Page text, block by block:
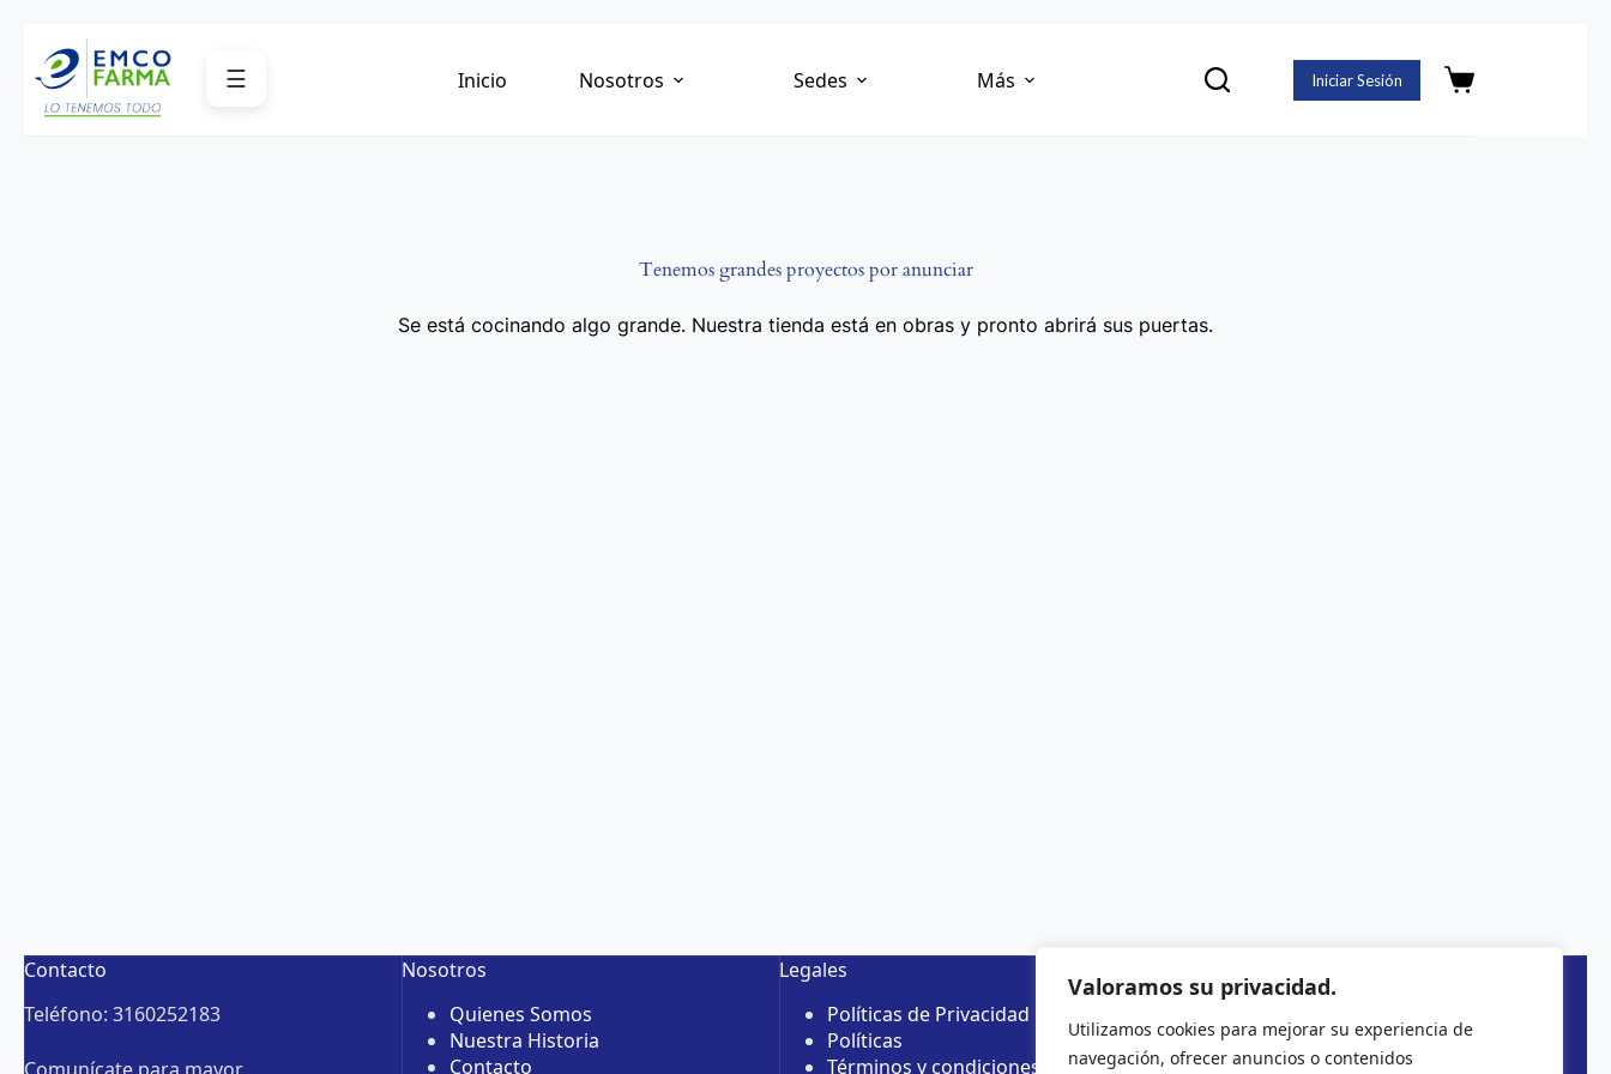
Valoramos su privacidad.
Utilizamos cookies para mejorar su experiencia de
navegación, ofrecer anuncios o contenidos
contenido
☰ Inicio Nosotros Sedes Más Iniciar Sesión
Carro
Tenemos grandes proyectos por anunciar
Se está cocinando algo grande. Nuestra tienda está en obras y pronto abrirá sus puertas.
Contacto
Teléfono: 3160252183
Nosotros
Quienes Somos
Nuestra Historia
Contacto
Legales
Políticas de Privacidad
Políticas
Términos y condiciones